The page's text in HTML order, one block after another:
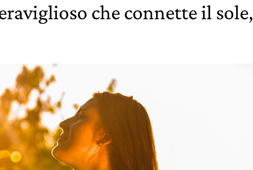
che connette il sole,